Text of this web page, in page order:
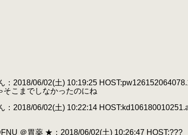
：2018/06/02(土) 10:19:25
そこまでしなかったのにね
：2018/06/02(土) 10:22:14
＠胃薬 ★：2018/06/02(土) 10:26:47 HOST:???